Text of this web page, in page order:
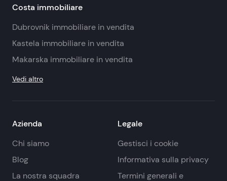
Costa immobiliare
Dubrovnik immobiliare in vendita
Kastela immobiliare in vendita
Makarska immobiliare in vendita
Vedi altro
Azienda
Chi siamo
Blog
La nostra squadra
Legale
Gestisci i cookie
Informativa sulla privacy
Termini generali e